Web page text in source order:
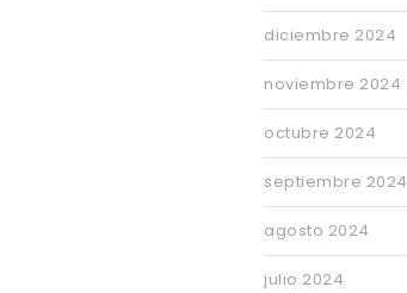
diciembre 2024
noviembre 2024
octubre 2024
septiembre 2024
agosto 2024
julio 2024